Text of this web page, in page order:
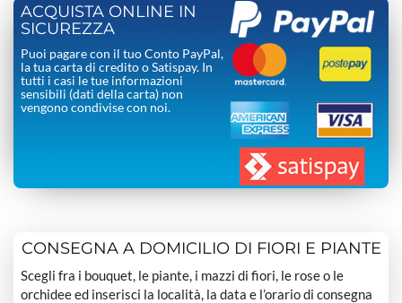
ACQUISTA ONLINE IN
SICUREZZA
Puoi pagare con il tuo Conto PayPal,
la tua carta di credito o Satispay. In
tutti i casi le tue informazioni
sensibili (dati della carta) non
vengono condivise con noi.
CONSEGNA A DOMICILIO DI FIORI E PIANTE
Scegli fra i bouquet, le piante, i mazzi di fiori, le rose o le
orchidee ed inserisci la località, la data e l’orario di consegna